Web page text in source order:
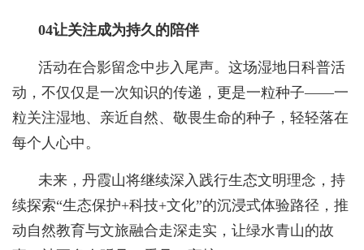
04让关注成为持久的陪伴
活动在合影留念中步入尾声。这场湿地日科普活
动，不仅仅是一次知识的传递，更是一粒种子——一
粒关注湿地、亲近自然、敬畏生命的种子，轻轻落在
每个人心中。
未来，丹霞山将继续深入践行生态文明理念，持
续探索“生态保护+科技+文化”的沉浸式体验路径，推
动自然教育与文旅融合走深走实，让绿水青山的故